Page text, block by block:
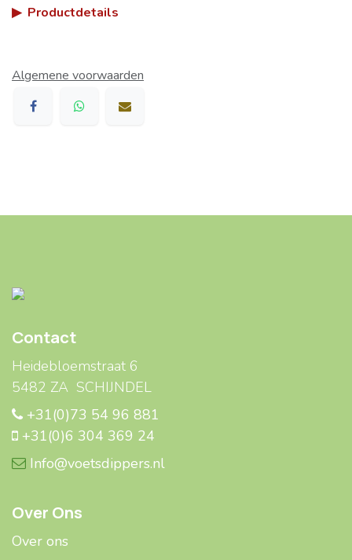
▶ Productdetails
Algemene voorwaarden
Contact
Heidebloemstraat 6
5482 ZA SCHIJNDEL
+31(0)73 54 96 881
+31(0)6 304 369 24
Info@voetsdippers.nl
Over Ons
Over ons